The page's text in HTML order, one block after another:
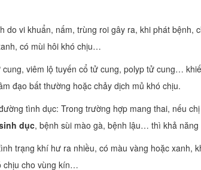
do vi khuẩn, nấm, trùng roi gây ra, khi phát
có mùi hôi khó chịu…
viêm lộ tuyến cổ tử cung, polyp tử cung…
đạo bất thường hoặc chảy dịch mủ khó chịu.
tình dục: Trong trường hợp mang thai, nếu
dục, bệnh sùi mào gà, bệnh lậu… thì khả
trạng khí hư ra nhiều, có màu vàng hoặc xanh,
chịu cho vùng kín…